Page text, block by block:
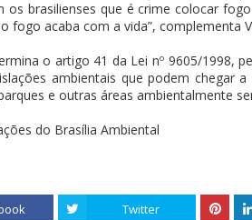
os brasilienses que é crime colocar
fogo acaba com a vida”, complementa
o artigo 41 da Lei nº 9605/1998,
ambientais que podem chegar
e outras áreas ambientalmente
do Brasília Ambiental
Twitter